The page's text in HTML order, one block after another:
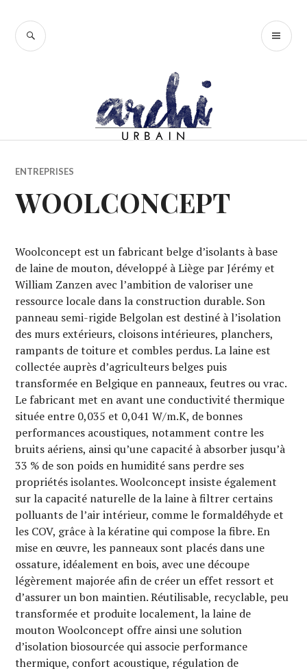
contenu
RECHERCHE
ENTREPRISES
WOOLCONCEPT
Woolconcept est un fabricant belge d’isolants à base
de laine de mouton, développé à Liège par Jérémy et
William Zanzen avec l’ambition de valoriser une
ressource locale dans la construction durable. Son
panneau semi-rigide Belgolan est destiné à l’isolation
des murs extérieurs, cloisons intérieures, planchers,
rampants de toiture et combles perdus. La laine est
collectée auprès d’agriculteurs belges puis
transformée en Belgique en panneaux, feutres ou vrac.
Le fabricant met en avant une conductivité thermique
située entre 0,035 et 0,041 W/m.K, de bonnes
performances acoustiques, notamment contre les
bruits aériens, ainsi qu’une capacité à absorber jusqu’à
33 % de son poids en humidité sans perdre ses
propriétés isolantes. Woolconcept insiste également
sur la capacité naturelle de la laine à filtrer certains
polluants de l’air intérieur, comme le formaldéhyde et
les COV, grâce à la kératine qui compose la fibre. En
mise en œuvre, les panneaux sont placés dans une
ossature, idéalement en bois, avec une découpe
légèrement majorée afin de créer un effet ressort et
d’assurer un bon maintien. Réutilisable, recyclable, peu
transformée et produite localement, la laine de
mouton Woolconcept offre ainsi une solution
d’isolation biosourcée qui associe performance
thermique, confort acoustique, régulation de